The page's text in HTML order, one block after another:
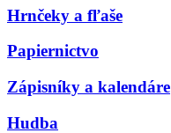
Hrnčeky a fľaše
Papiernictvo
Zápisníky a kalendáre
Hudba